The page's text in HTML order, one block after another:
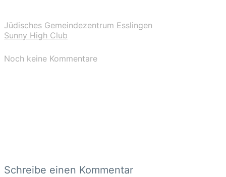
Jüdisches Gemeindezentrum Esslingen
Sunny High Club
Noch keine Kommentare
Schreibe einen Kommentar